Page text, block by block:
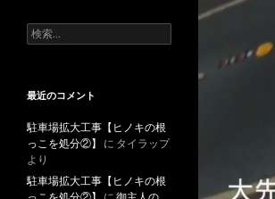
検
索
最近のコメント
駐車場拡大工事【ヒノキの根
っこを処分②】
に タイラップ
より
駐車場拡大工事【ヒノキの根